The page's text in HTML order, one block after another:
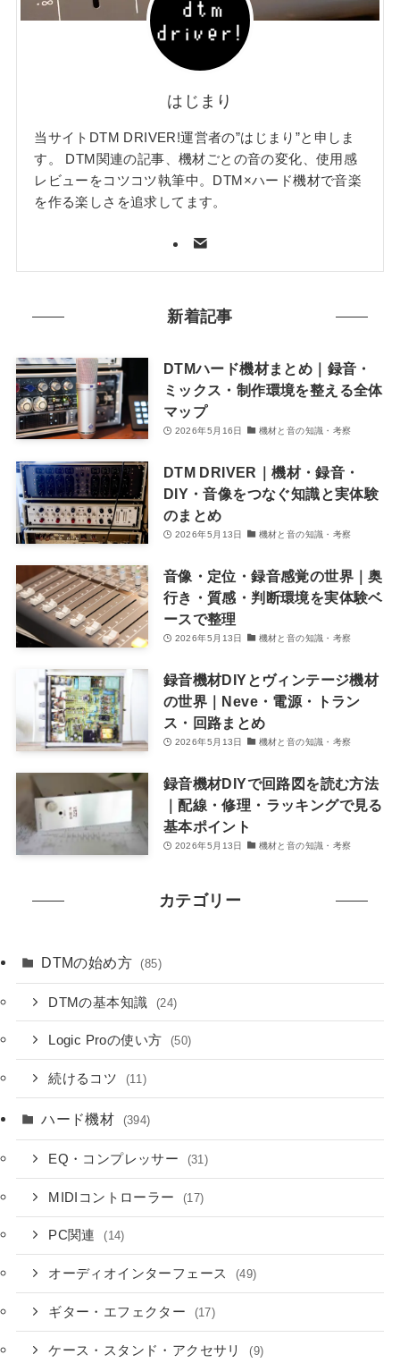
はじまり
当サイトDTM DRIVER!運営者の”はじまり”と申しま
す。 DTM関連の記事、機材ごとの音の変化、使用感
レビューをコツコツ執筆中。DTM×ハード機材で音楽
を作る楽しさを追求してます。
新着記事
DTMハード機材まとめ｜録音・
ミックス・制作環境を整える全体
マップ
2026年5月16日 機材と音の知識・考察
DTM DRIVER｜機材・録音・
DIY・音像をつなぐ知識と実体験
のまとめ
2026年5月13日 機材と音の知識・考察
音像・定位・録音感覚の世界｜奥
行き・質感・判断環境を実体験ベ
ースで整理
2026年5月13日 機材と音の知識・考察
録音機材DIYとヴィンテージ機材
の世界｜Neve・電源・トラン
ス・回路まとめ
2026年5月13日 機材と音の知識・考察
録音機材DIYで回路図を読む方法
｜配線・修理・ラッキングで見る
基本ポイント
2026年5月13日 機材と音の知識・考察
カテゴリー
DTMの始め方 (85)
DTMの基本知識 (24)
Logic Proの使い方 (50)
続けるコツ (11)
ハード機材 (394)
EQ・コンプレッサー (31)
MIDIコントローラー (17)
PC関連 (14)
オーディオインターフェース (49)
ギター・エフェクター (17)
ケース・スタンド・アクセサリ (9)